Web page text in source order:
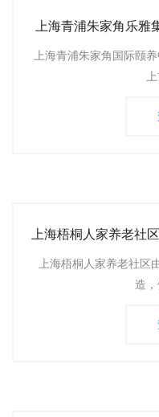
上海青浦朱家角乐
上海青浦朱家角国际颐
上海梧桐人家养老社
上海梧桐人家养老社
造